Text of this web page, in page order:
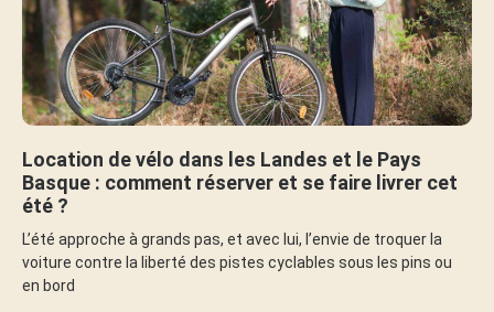
Location de vélo dans les Landes et le Pays
Basque : comment réserver et se faire livrer cet
été ?
L’été approche à grands pas, et avec lui, l’envie de troquer la
voiture contre la liberté des pistes cyclables sous les pins ou
en bord